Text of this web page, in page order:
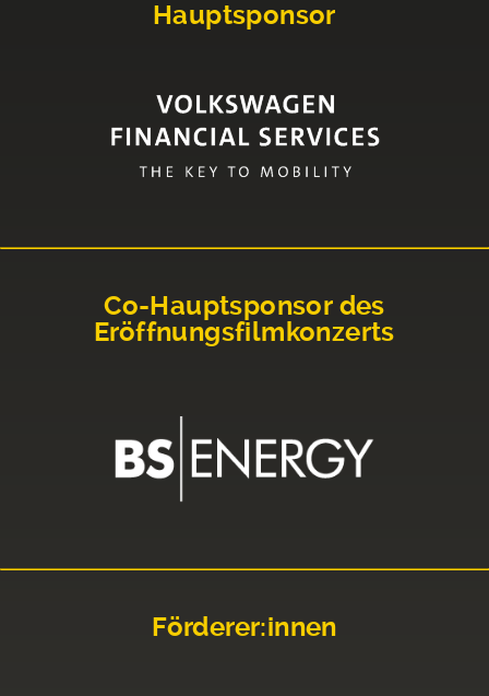
Hauptsponsor
Co-Hauptsponsor des
Eröffnungsfilmkonzerts
Förderer:innen